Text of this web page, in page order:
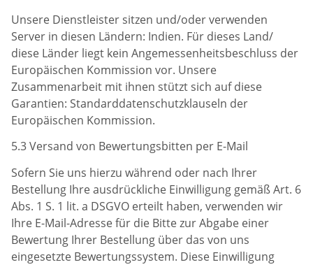
Unsere Dienstleister sitzen und/oder verwenden
Server in diesen Ländern: Indien. Für dieses Land/
diese Länder liegt kein Angemessenheitsbeschluss der
Europäischen Kommission vor. Unsere
Zusammenarbeit mit ihnen stützt sich auf diese
Garantien: Standarddatenschutzklauseln der
Europäischen Kommission.
5.3 Versand von Bewertungsbitten per E-Mail
Sofern Sie uns hierzu während oder nach Ihrer
Bestellung Ihre ausdrückliche Einwilligung gemäß Art. 6
Abs. 1 S. 1 lit. a DSGVO erteilt haben, verwenden wir
Ihre E-Mail-Adresse für die Bitte zur Abgabe einer
Bewertung Ihrer Bestellung über das von uns
eingesetzte Bewertungssystem. Diese Einwilligung